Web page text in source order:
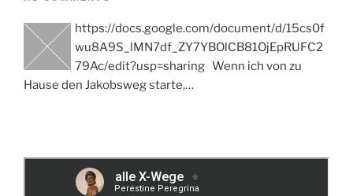
https://docs.google.com/document/d/15cs0f
wu8A9S_lMN7df_ZY7YBOlCB81OjEpRUFC2
79Ac/edit?usp=sharing Wenn ich von zu
Hause den Jakobsweg starte,…